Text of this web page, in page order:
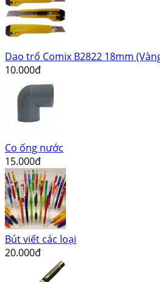
Dao trổ Comix B2822 18mm
10.000đ
Co ống nước
15.000đ
Bút viết các loại
20.000đ